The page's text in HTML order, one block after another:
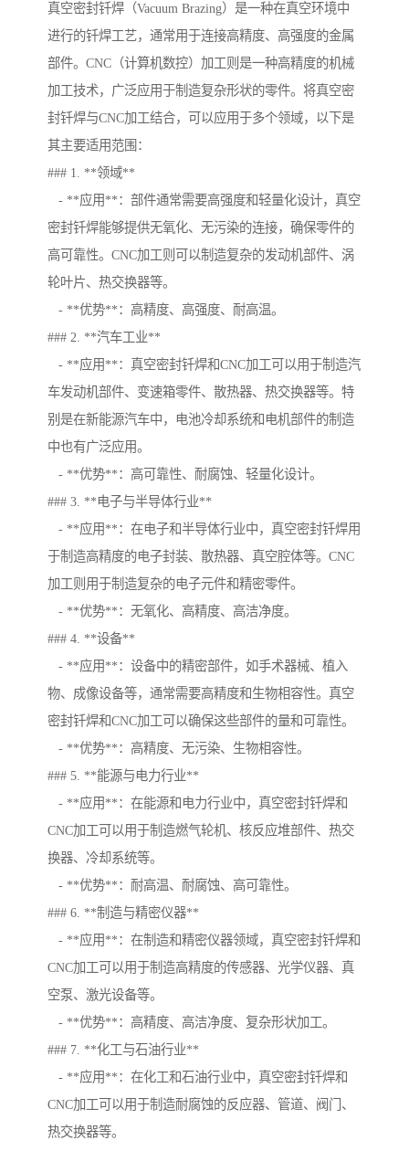
真空密封钎焊（Vacuum Brazing）是一种在真空环境中
进行的钎焊工艺，通常用于连接高精度、高强度的金属
部件。CNC（计算机数控）加工则是一种高精度的机械
加工技术，广泛应用于制造复杂形状的零件。将真空密
封钎焊与CNC加工结合，可以应用于多个领域，以下是
其主要适用范围：
### 1. **领域**
- **应用**：部件通常需要高强度和轻量化设计，真空
密封钎焊能够提供无氧化、无污染的连接，确保零件的
高可靠性。CNC加工则可以制造复杂的发动机部件、涡
轮叶片、热交换器等。
- **优势**：高精度、高强度、耐高温。
### 2. **汽车工业**
- **应用**：真空密封钎焊和CNC加工可以用于制造汽
车发动机部件、变速箱零件、散热器、热交换器等。特
别是在新能源汽车中，电池冷却系统和电机部件的制造
中也有广泛应用。
- **优势**：高可靠性、耐腐蚀、轻量化设计。
### 3. **电子与半导体行业**
- **应用**：在电子和半导体行业中，真空密封钎焊用
于制造高精度的电子封装、散热器、真空腔体等。CNC
加工则用于制造复杂的电子元件和精密零件。
- **优势**：无氧化、高精度、高洁净度。
### 4. **设备**
- **应用**：设备中的精密部件，如手术器械、植入
物、成像设备等，通常需要高精度和生物相容性。真空
密封钎焊和CNC加工可以确保这些部件的量和可靠性。
- **优势**：高精度、无污染、生物相容性。
### 5. **能源与电力行业**
- **应用**：在能源和电力行业中，真空密封钎焊和
CNC加工可以用于制造燃气轮机、核反应堆部件、热交
换器、冷却系统等。
- **优势**：耐高温、耐腐蚀、高可靠性。
### 6. **制造与精密仪器**
- **应用**：在制造和精密仪器领域，真空密封钎焊和
CNC加工可以用于制造高精度的传感器、光学仪器、真
空泵、激光设备等。
- **优势**：高精度、高洁净度、复杂形状加工。
### 7. **化工与石油行业**
- **应用**：在化工和石油行业中，真空密封钎焊和
CNC加工可以用于制造耐腐蚀的反应器、管道、阀门、
热交换器等。